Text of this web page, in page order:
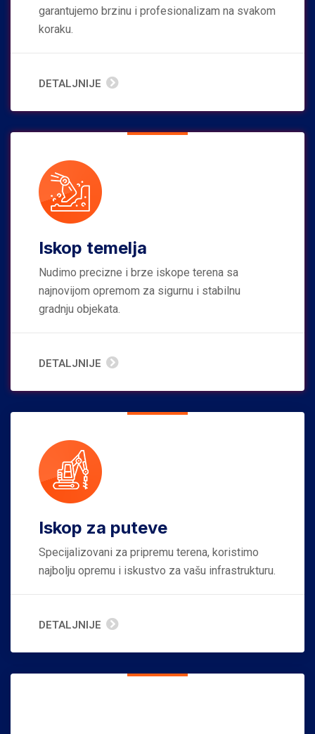
garantujemo brzinu i profesionalizam na svakom
koraku.
DETALJNIJE
Iskop temelja
Nudimo precizne i brze iskope terena sa
najnovijom opremom za sigurnu i stabilnu
gradnju objekata.
DETALJNIJE
Iskop za puteve
Specijalizovani za pripremu terena, koristimo
najbolju opremu i iskustvo za vašu infrastrukturu.
DETALJNIJE